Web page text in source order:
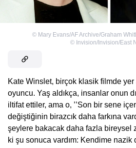
© Mary Evans/AF Archive/Graham
© Invision/Invision/East
Kate Winslet, birçok klasik filmde yer
oyuncu. Yaş aldıkça, insanlar onun
iltifat ettiler, ama o, ’’Son bir sene
değiştiğinin birazcık daha farkına
şeylere bakacak daha fazla bireysel
ki şu sonuca vardım: Kendime nazik